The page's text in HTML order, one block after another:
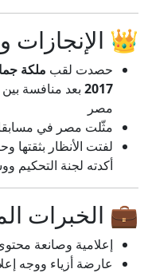
👑 الإنجازات
حصدت لقب
2017
مصر
مثّلت مصر في
لفتت الأنظار بثقتها
أكدته لجنة التحكيم
💼 الخبرات
إعلامية وصانعة
عارضة أزياء ووجه